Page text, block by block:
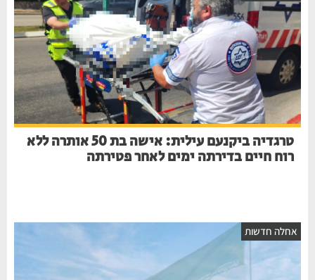
טרגדיה ביקנעם עילית: אישה בת 50 אותרה ללא
רוח חיים בדירתה ימים לאחר פטירתה
אחלה חדשות